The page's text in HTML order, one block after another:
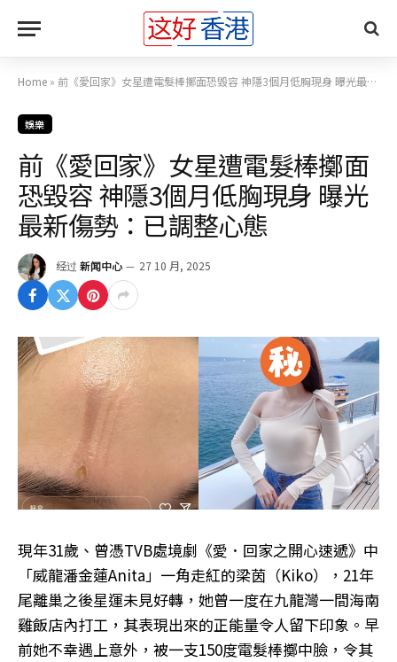
Home » 前《愛回家》女星遭電髮棒擲面恐毀容 神隱3個月低胸現身 曝光最新傷勢：已調整心態
娛樂
前《愛回家》女星遭電髮棒擲面
恐毀容 神隱3個月低胸現身 曝光
最新傷勢：已調整心態
经过 新闻中心 27 10 月, 2025
現年31歲、曾憑TVB處境劇《愛．回家之開心速遞》中
「威龍潘金蓮Anita」一角走紅的梁茵（Kiko），21年
尾離巢之後星運未見好轉，她曾一度在九龍灣一間海南
雞飯店內打工，其表現出來的正能量令人留下印象。早
前她不幸遇上意外，被一支150度電髮棒擲中臉，令其